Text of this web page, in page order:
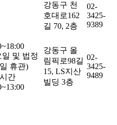
강동구 천
호대로162
길 70, 2층
02-
3425-
9389
및 법정
휴관)
간
강동구 올
림픽로98길
15, LS지산
빌딩 3층
02-
3425-
9489